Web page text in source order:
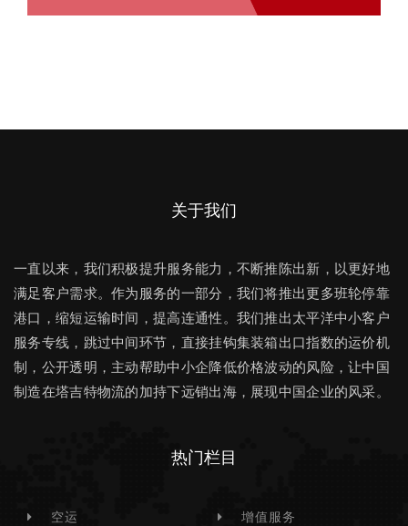
关于我们
一直以来，我们积极提升服务能力，不断推陈出新，以更好地
满足客户需求。作为服务的一部分，我们将推出更多班轮停靠
港口，缩短运输时间，提高连通性。我们推出太平洋中小客户
服务专线，跳过中间环节，直接挂钩集装箱出口指数的运价机
制，公开透明，主动帮助中小企降低价格波动的风险，让中国
制造在塔吉特物流的加持下远销出海，展现中国企业的风采。
热门栏目
空运 增值服务